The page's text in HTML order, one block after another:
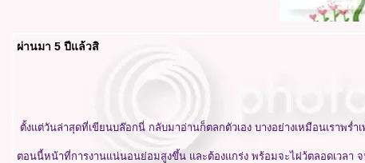
ผ่านมา 5 ปีแล้วสิ
ตั้งแต่วันล่าสุดที่เขียนบล๊อกนี่ กลับมาอ่านก็ตลกตัวเอง บางอย่างเหมือนเราพร่ำ
ตอนนี้หน้าที่การงานแน่นอนย่อมสูงขึ้น และต้องแกร่ง พร้อมจะไฝว้ตลอดเวลา จ